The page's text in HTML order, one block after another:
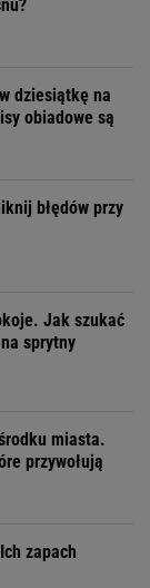
dziesiątkę na
obiadowe są
błędów przy
Jak szukać
sprytny
miasta.
przywołują
zapach